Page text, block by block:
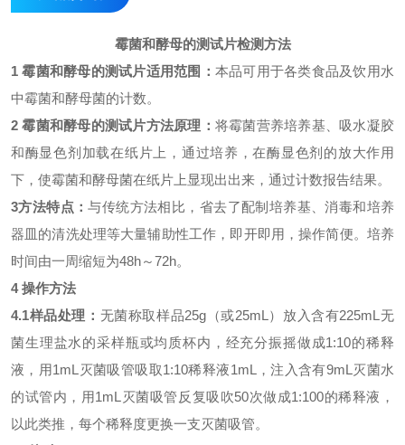
霉菌和酵母的测试片检测方法
1霉菌和酵母的测试片适用范围： 本品可用于各类食品及饮用水
中霉菌和酵母菌的计数。
2霉菌和酵母的测试片方法原理： 将霉菌营养培养基、吸水凝胶
和酶显色剂加载在纸片上，通过培养，在酶显色剂的放大作用
下，使霉菌和酵母菌在纸片上显现出出来，通过计数报告结果。
3方法特点：与传统方法相比，省去了配制培养基、消毒和培养
器皿的清洗处理等大量辅助性工作，即开即用，操作简便。培养
时间由一周缩短为48h～72h。
4操作方法
4.1样品处理： 无菌称取样品25g （或25mL ）放入含有225mL 无
菌生理盐水的采样瓶或均质杯内，经充分振摇做成1:10的稀释
液，用1mL 灭菌吸管吸取1:10稀释液1mL ，注入含有9mL 灭菌水
的试管内，用1mL 灭菌吸管反复吸吹50次做成1:100的稀释液，
以此类推， 每个稀释度更换一支灭菌吸管。